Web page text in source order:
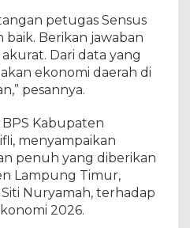
petugas Sensus
Berikan jawaban
Dari data yang
ekonomi daerah di
pesannya.
Kabupaten
menyampaikan
penuh yang diberikan
Lampung Timur,
Nuryamah, terhadap
2026.